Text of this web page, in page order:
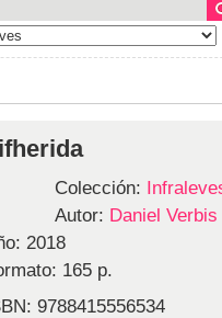
Colección:
Autor: Daniel Verbis
2018
165 p.
9788415556534